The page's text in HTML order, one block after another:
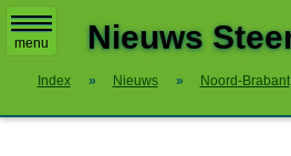
menu Nieuws
Index » Nieuws » Noord-Brabant